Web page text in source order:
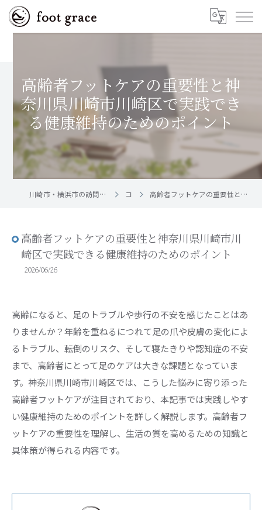
高齢者フットケアの重要性と神
奈川県川崎市川崎区で実践でき
る健康維持のためのポイント
川崎市・横浜市の訪問フットケア｜足と爪のお手入れ屋さん foot grace コラム 高齢者フットケアの重要性と神奈川県川崎市川崎区で実践できる健康維持のためのポイント
高齢者フットケアの重要性と神奈川県川崎市川
崎区で実践できる健康維持のためのポイント
2026/06/26
高齢になると、足のトラブルや歩行の不安を感じたことはあ
りませんか？年齢を重ねるにつれて足の爪や皮膚の変化によ
るトラブル、転倒のリスク、そして寝たきりや認知症の不安
まで、高齢者にとって足のケアは大きな課題となっていま
す。神奈川県川崎市川崎区では、こうした悩みに寄り添った
高齢者フットケアが注目されており、本記事では実践しやす
い健康維持のためのポイントを詳しく解説します。高齢者フ
ットケアの重要性を理解し、生活の質を高めるための知識と
具体策が得られる内容です。